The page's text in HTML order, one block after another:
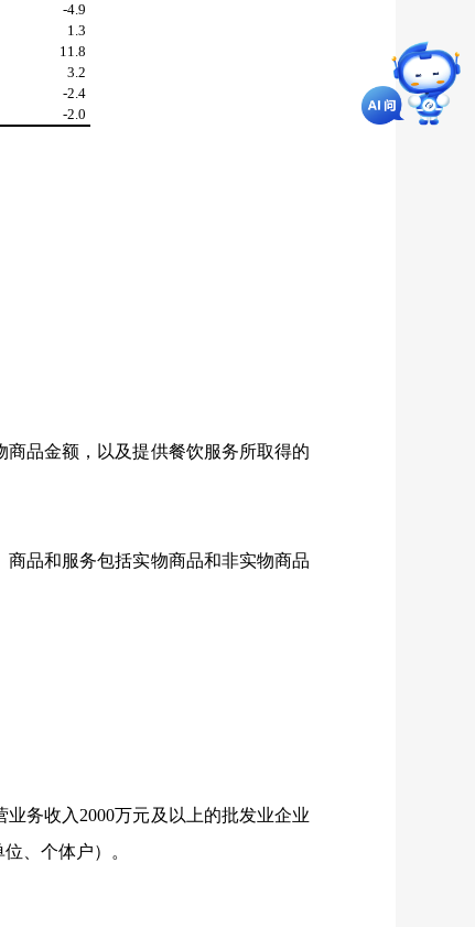
-4.9
1.3
11.8
3.2
-2.4
-2.0
品金额，以及提供餐饮服务所取得的
品和服务包括实物商品和非实物商品
务收入 2000万元及以上的批发业企业
、个体户）。